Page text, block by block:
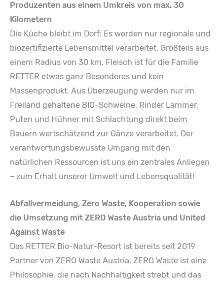
Produzenten aus einem Umkreis von max. 30
Kilometern
Die Küche bleibt im Dorf: Es werden nur regionale und
biozertifizierte Lebensmittel verarbeitet, Großteils aus
einem Radius von 30 km. Fleisch ist für die Familie
RETTER etwas ganz Besonderes und kein
Massenprodukt. Aus Überzeugung werden nur im
Freiland gehaltene BIO-Schweine, Rinder Lämmer,
Puten und Hühner mit Schlachtung direkt beim
Bauern wertschätzend zur Gänze verarbeitet. Der
verantwortungsbewusste Umgang mit den
natürlichen Ressourcen ist uns ein zentrales Anliegen
– zum Erhalt unserer Umwelt und Lebensqualität!
Abfallvermeidung, Zero Waste, Kooperation sowie
die Umsetzung mit ZERO Waste Austria und United
Against Waste
Das RETTER Bio-Natur-Resort ist bereits seit 2019
Partner von ZERO Waste Austria. ZERO Waste ist eine
Philosophie, die nach Nachhaltigkeit strebt und das